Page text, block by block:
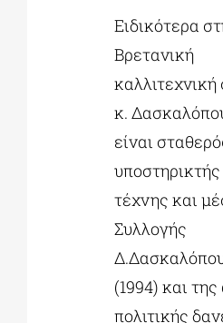
Ειδικότερα
Βρετανική
καλλιτεχνική
κ.
είναι
υποστηρικτής
τέχνης και
Συλλογής
(1994) και της
πολιτικής